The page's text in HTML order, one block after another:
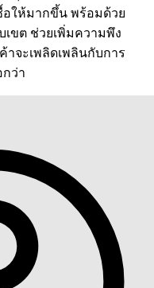
อให้มากขึ้น พร้อมด้วย
ขต ช่วยเพิ่มความพึง
าจะเพลิดเพลินกับการ
ว่า